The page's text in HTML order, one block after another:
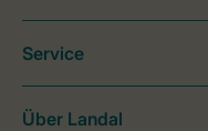
Service
Über Landal